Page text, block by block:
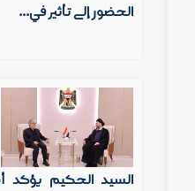
الحضور إلى تأثير في...
السيد الحكيم يؤكد